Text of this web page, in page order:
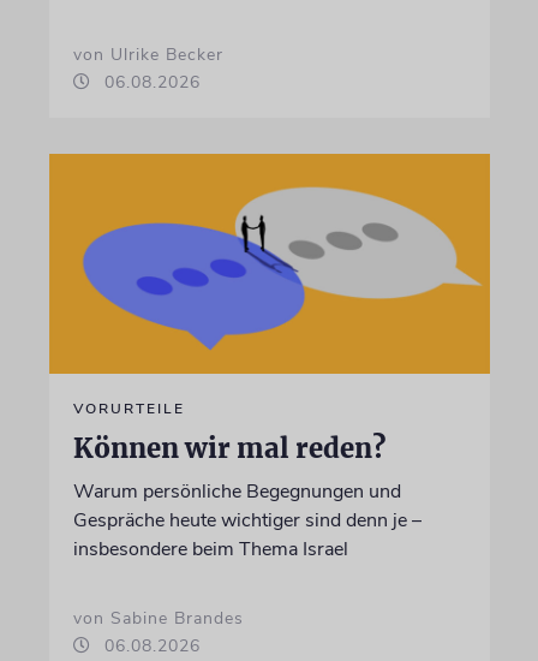
von Ulrike Becker
06.08.2026
VORURTEILE
Können wir mal reden?
Warum persönliche Begegnungen und
Gespräche heute wichtiger sind denn je –
insbesondere beim Thema Israel
von Sabine Brandes
06.08.2026